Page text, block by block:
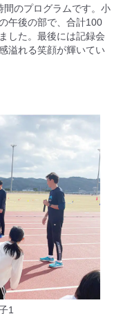
間のプログラムです。小
午後の部で、合計100
した。最後には記録会
溢れる笑顔が輝いてい
1